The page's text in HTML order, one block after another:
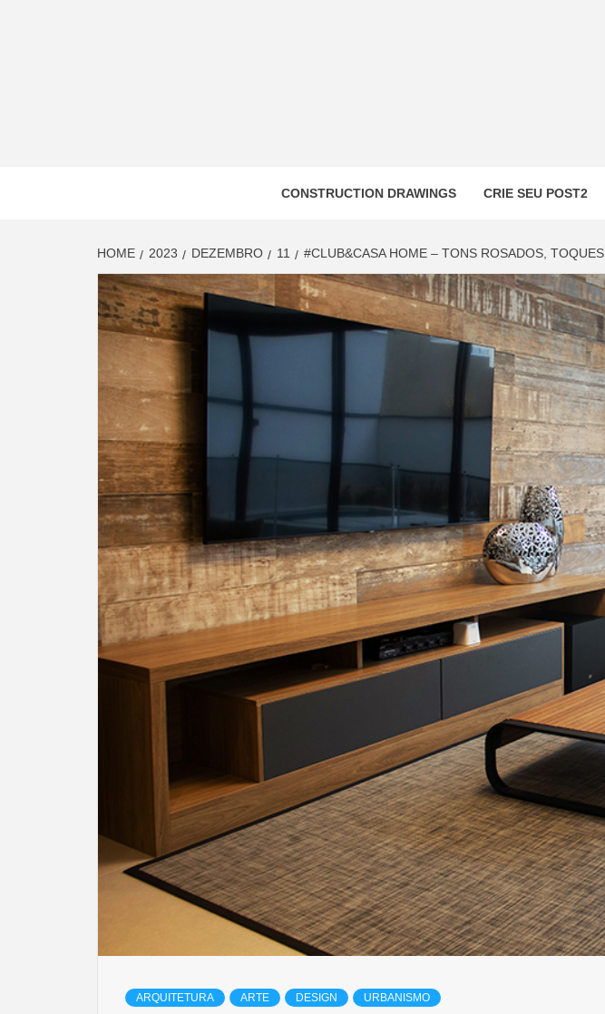
CONSTRUCTION DRAWINGS CRIE SEU POST2
HOME 2023 DEZEMBRO 11 #CLUB&CASA HOME – TONS ROSADOS,
ARQUITETURA ARTE DESIGN URBANISMO